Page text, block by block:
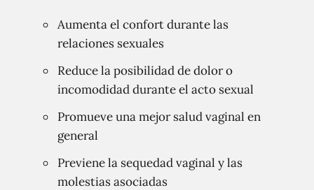
Aumenta el confort durante las
relaciones sexuales
Reduce la posibilidad de dolor o
incomodidad durante el acto sexual
Promueve una mejor salud vaginal en
general
Previene la sequedad vaginal y las
molestias asociadas